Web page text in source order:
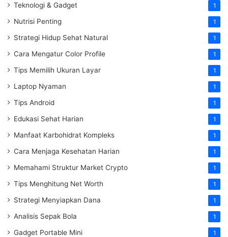
Teknologi & Gadget 1
Nutrisi Penting 1
Strategi Hidup Sehat Natural 1
Cara Mengatur Color Profile 1
Tips Memilih Ukuran Layar 1
Laptop Nyaman 1
Tips Android 1
Edukasi Sehat Harian 1
Manfaat Karbohidrat Kompleks 1
Cara Menjaga Kesehatan Harian 1
Memahami Struktur Market Crypto 1
Tips Menghitung Net Worth 1
Strategi Menyiapkan Dana 1
Analisis Sepak Bola 1
Gadget Portable Mini 1